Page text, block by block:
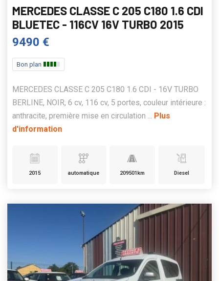
MERCEDES CLASSE C 205 C180 1.6 CDI
BLUETEC - 116CV 16V TURBO 2015
9490 €
Bon plan
MERCEDES CLASSE C 205 C180 1.6 CDI - 16V TURBO
BERLINE, NOIR, 6 cv, 116 cv, 5 portes, couleur intérieure :
anthracite, première mise en circulation ... Plus
d'information
2015 automatique 209501km Diesel